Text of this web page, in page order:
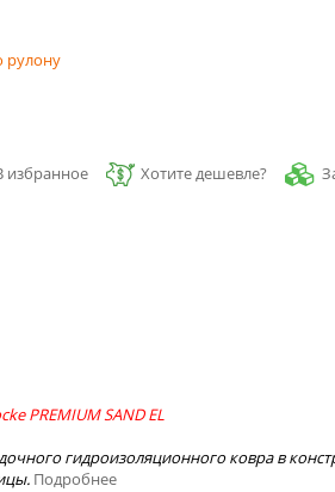
рулону
избранное Хотите дешевле?
PREMIUM SAND EL
гидроизоляционного ковра в
Подробнее